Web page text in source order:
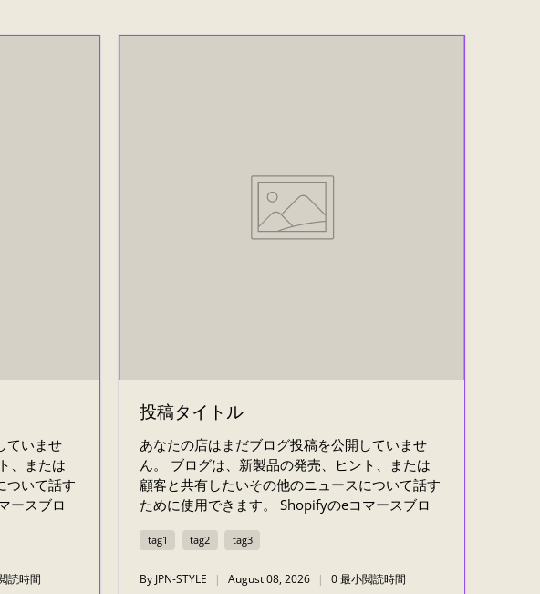
ていませ
、または
ついて話す
ースブロ
読時間
投稿タイトル
あなたの店はまだブログ投稿を公開していませ
ん。 ブログは、新製品の発売、ヒント、または
顧客と共有したいその他のニュースについて話す
ために使用できます。 Shopifyのeコマースブロ
ョンやアドバイスを確認できます。
tag1 tag2 tag3
By JPN-STYLE August 08, 2026 0 最小閲読時間